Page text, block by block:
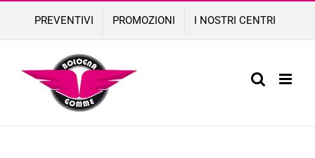
content
PREVENTIVI PROMOZIONI I NOSTRI CENTRI